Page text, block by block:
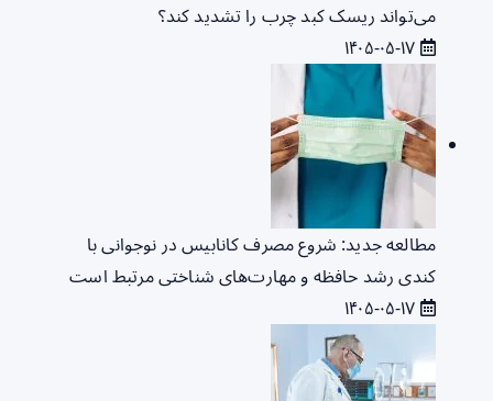
می‌تواند ریسک کبد چرب را تشدید کند؟
مطالعه جدید: شروع مصرف کانابیس در نوجوانی با
کندی رشد حافظه و مهارت‌های شناختی مرتبط است